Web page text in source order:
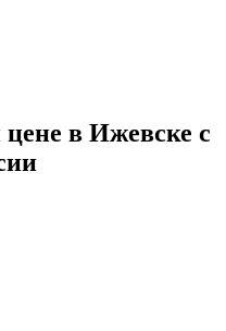
в Ижевске с